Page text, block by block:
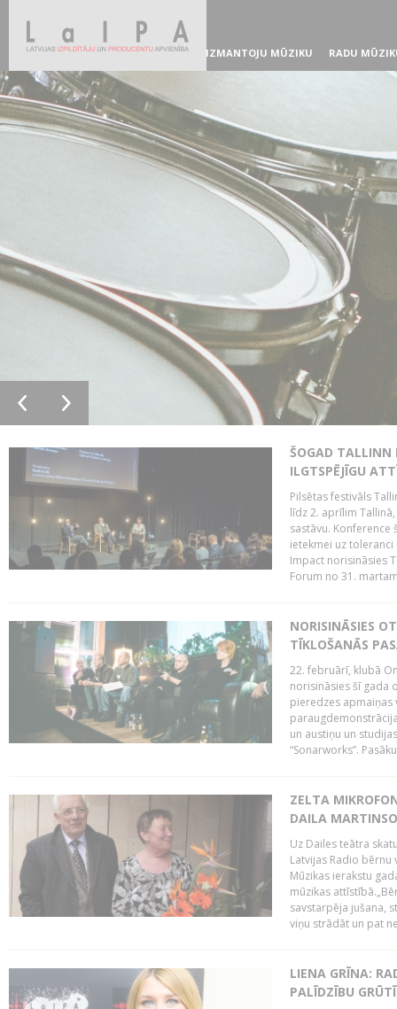
IZMANTOJU MŪZIKU RADU
ŠOGAD TALLINN
ILGTSPĒJĪGU
Pilsētas festivāls
līdz 2. aprīlim
sastāvu.
ietekmei uz
Impact norisināsies
Forum no 31.
NORISINĀSIES
TĪKLOŠANĀS
22. februārī, klubā
norisināsies šī gada
pieredzes apmaiņas
un austiņu un
“Sonarworks”.
ZELTA
DAILA
Uz Dailes teātra
Latvijas Radio
Mūzikas ierakstu
mūzikas
savstarpēja jušana,
viņu strādāt un pat
LIENA GRĪNA:
PALĪDZĪBU